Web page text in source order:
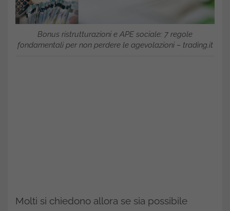
Bonus ristrutturazioni e APE sociale: 7 regole
fondamentali per non perdere le agevolazioni – trading.it
Molti si chiedono allora se sia possibile